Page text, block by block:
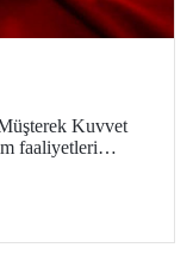
Kuvvet
faaliyetleri
Silahlı